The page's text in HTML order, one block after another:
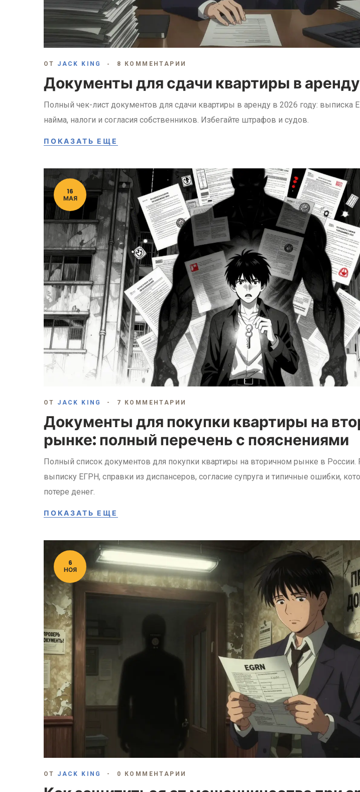
ОТ JACK KING 8 КОММЕНТАРИИ
Документы для сдачи квартиры в
Полный чек-лист документов для сдачи квартиры в аренду в 2026 году: выписка
найма, налоги и согласия собственников. Избегайте штрафов и судов.
ПОКАЗАТЬ ЕЩЕ
16
МАЯ
ОТ JACK KING 7 КОММЕНТАРИИ
Документы для покупки квартиры на
рынке: полный перечень с пояснениями
Полный список документов для покупки квартиры на вторичном рынке в России.
выписку ЕГРН, справки из диспансеров, согласие супруга и типичные ошибки,
потере денег.
ПОКАЗАТЬ ЕЩЕ
6
НОЯ
ОТ JACK KING 0 КОММЕНТАРИИ